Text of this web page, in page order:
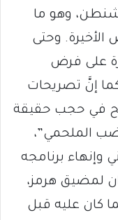
وهو ما
وحتى
على فرض
إنَّ تصريحات
في حجب حقيقة
الملحمي”،
وإنهاء برنامجه
لمضيق هرمز،
كان عليه قبل